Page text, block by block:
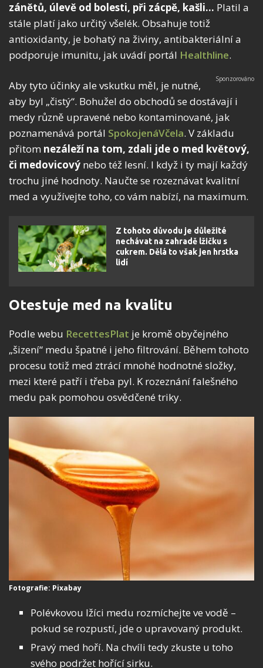
zánětů, úlevě od bolesti, při zácpě, kašli… Platil a
stále platí jako určitý všelék. Obsahuje totiž
antioxidanty, je bohatý na živiny, antibakteriální a
podporuje imunitu, jak uvádí portál Healthline.
Aby tyto účinky ale vskutku měl, je nutné,
aby byl „čistý“. Bohužel do obchodů se dostávají i
medy různě upravené nebo kontaminované, jak
poznamenává portál SpokojenáVčela. V základu
přitom nezáleží na tom, zdali jde o med květový,
či medovicový nebo též lesní. I když i ty mají každý
trochu jiné hodnoty. Naučte se rozeznávat kvalitní
med a využívejte toho, co vám nabízí, na maximum.
Z tohoto důvodu je důležité
nechávat na zahradě lžičku s
cukrem. Dělá to však jen hrstka
lidí
Otestuje med na kvalitu
Podle webu RecettesPlat je kromě obyčejného
„šizení“ medu špatné i jeho filtrování. Během tohoto
procesu totiž med ztrácí mnohé hodnotné složky,
mezi které patří i třeba pyl. K rozeznání falešného
medu pak pomohou osvědčené triky.
Fotografie: Pixabay
Polévkovou lžíci medu rozmíchejte ve vodě –
pokud se rozpustí, jde o upravovaný produkt.
Pravý med hoří. Na chvíli tedy zkuste u toho
svého podržet hořící sirku.